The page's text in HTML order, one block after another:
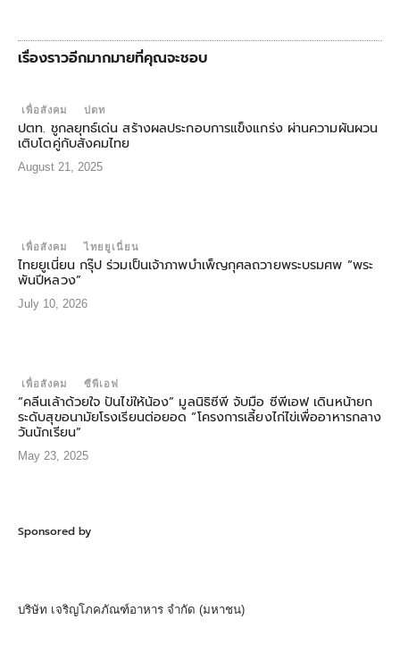
เรื่องราวอีกมากมายที่คุณจะชอบ
เพื่อสังคม ปตท
ปตท. ชูกลยุทธ์เด่น สร้างผลประกอบการแข็งแกร่ง ผ่านความผันผวน
เติบโตคู่กับสังคมไทย
August 21, 2025
เพื่อสังคม ไทยยูเนี่ยน
ไทยยูเนี่ยน กรุ๊ป ร่วมเป็นเจ้าภาพบำเพ็ญกุศลถวายพระบรมศพ “พระ
พันปีหลวง”
July 10, 2026
เพื่อสังคม ซีพีเอฟ
“คลีนเล้าด้วยใจ ปันไข่ให้น้อง” มูลนิธิซีพี จับมือ ซีพีเอฟ เดินหน้ายก
ระดับสุขอนามัยโรงเรียนต่อยอด “โครงการเลี้ยงไก่ไข่เพื่ออาหารกลาง
วันนักเรียน”
May 23, 2025
Sponsored by
บริษัท เจริญโภคภัณฑ์อาหาร จำกัด (มหาชน)